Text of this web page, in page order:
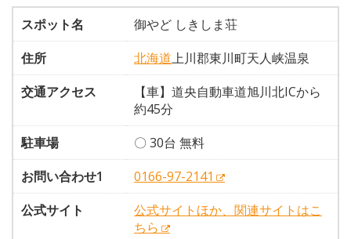
スポット名
御やど しきしま荘
住所
北海道上川郡東川町天人峡温泉
交通アクセス
【車】道央自動車道旭川北ICから
約45分
駐車場
〇 30台 無料
お問い合わせ1
0166-97-2141
公式サイト
公式サイトほか、関連サイトはこ
ちら